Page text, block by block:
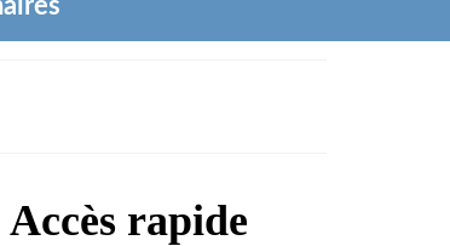
Accès rapide